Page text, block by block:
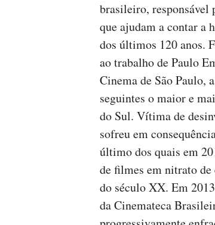
brasileiro, responsável
que ajudam a contar a
dos últimos 120 anos.
ao trabalho de Paulo
Cinema de São Paulo,
seguintes o maior e
do Sul. Vítima de
sofreu em
último dos quais em
de filmes em nitrato
do século XX. Em
da Cinemateca